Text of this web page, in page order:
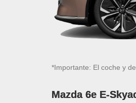
*Importante: El coche y
Mazda 6e E-